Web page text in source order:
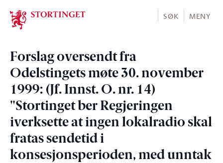
Stortinget.no
SØK MENY
Forslag oversendt fra
Odelstingets møte 30. november
1999: (Jf. Innst. O. nr. 14)
"Stortinget ber Regjeringen
iverksette at ingen lokalradio skal
fratas sendetid i
konsesjonsperioden, med unntak